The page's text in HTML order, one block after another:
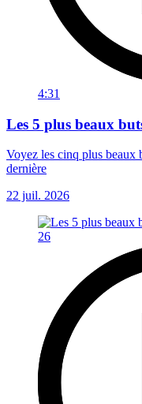
4:31
Les 5 plus beaux
Voyez les cinq plus beaux
dernière
22 juil. 2026